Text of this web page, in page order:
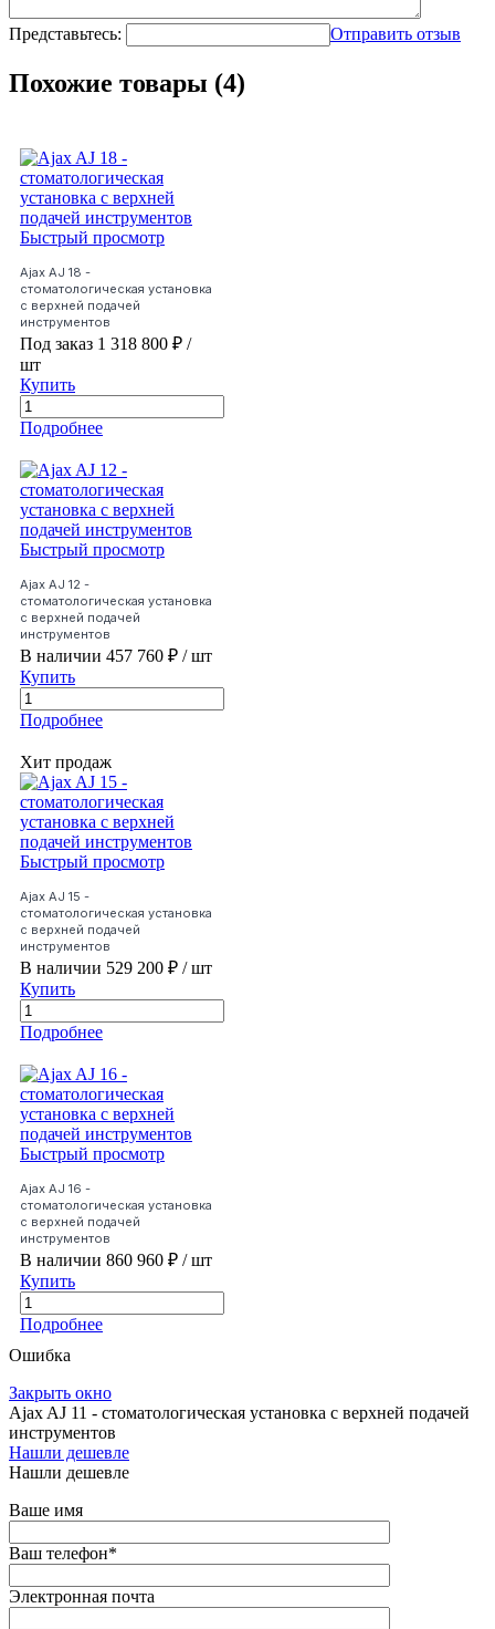
Представьтесь: Отправить отзыв
Похожие товары (4)
Быстрый просмотр
Ajax AJ 18 -
стоматологическая установка
с верхней подачей
инструментов
Под заказ 1 318 800 ₽ /
шт
Купить
Подробнее
Быстрый просмотр
Ajax AJ 12 -
стоматологическая установка
с верхней подачей
инструментов
В наличии 457 760 ₽ / шт
Купить
Подробнее
Хит продаж
Быстрый просмотр
Ajax AJ 15 -
стоматологическая установка
с верхней подачей
инструментов
В наличии 529 200 ₽ / шт
Купить
Подробнее
Быстрый просмотр
Ajax AJ 16 -
стоматологическая установка
с верхней подачей
инструментов
В наличии 860 960 ₽ / шт
Купить
Подробнее
Ошибка
Закрыть окно
Ajax AJ 11 - стоматологическая установка с верхней подачей
инструментов
Нашли дешевле
Нашли дешевле
Ваше имя
Ваш телефон*
Электронная почта